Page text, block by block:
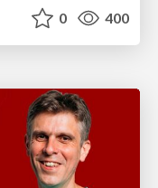
0 400